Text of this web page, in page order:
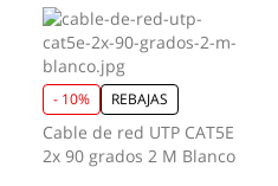
- 10% REBAJAS
Cable de red UTP CAT5E
2x 90 grados 2 M Blanco